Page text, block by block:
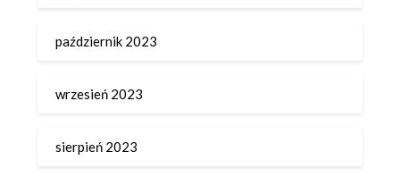
październik 2023
wrzesień 2023
sierpień 2023